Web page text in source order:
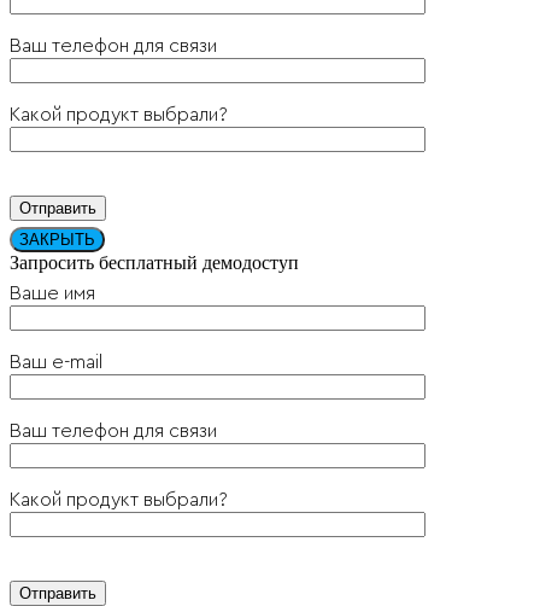
Ваш телефон для связи
Какой продукт выбрали?
ЗАКРЫТЬ
Запросить бесплатный демодоступ
Ваше имя
Ваш e-mail
Ваш телефон для связи
Какой продукт выбрали?